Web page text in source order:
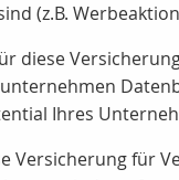
(z.B.
diese
Ihres
Versicherung für